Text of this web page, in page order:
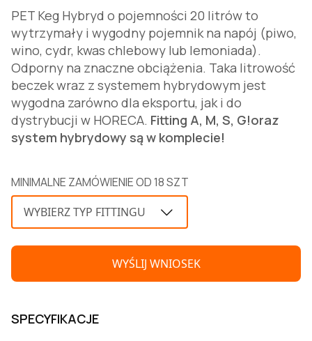
WYBIERZ TYP FITTINGU
MINIMALNE ZAMÓWIENIE OD 18 SZT
PET Keg Hybryd o pojemności 20 litrów to
wytrzymały i wygodny pojemnik na napój (piwo,
wino, cydr, kwas chlebowy lub lemoniada).
Odporny na znaczne obciążenia. Taka litrowość
beczek wraz z systemem hybrydowym jest
wygodna zarówno dla eksportu, jak i do
dystrybucji w HORECA. Fitting А, М, S, G!oraz
system hybrydowy są w komplecie!
WYŚLIJ WNIOSEK
SPECYFIKACJE